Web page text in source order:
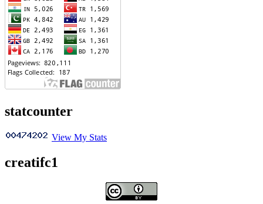
statcounter
View My Stats
creatifc1